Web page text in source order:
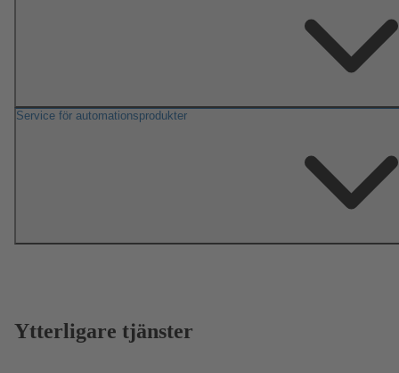
Service för automationsprodukter
Ytterligare tjänster